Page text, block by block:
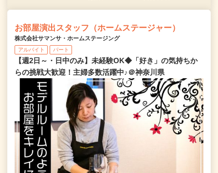
お部屋演出スタッフ（ホームステージャー）
株式会社サマンサ・ホームステージング
アルバイト パート
【週2日～・日中のみ】未経験OK◆「好き」の気持ちか
らの挑戦大歓迎！主婦多数活躍中♪＠神奈川県